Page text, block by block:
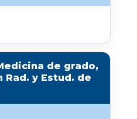
de grado,
Rad. y Estud. de